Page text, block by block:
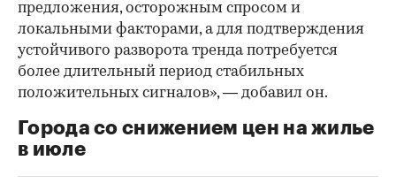
предложения, осторожным спросом и
локальными факторами, а для подтверждения
устойчивого разворота тренда потребуется
более длительный период стабильных
положительных сигналов», — добавил он.
Города со снижением цен на жилье
в июле